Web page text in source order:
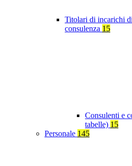
Titolari di incarichi
consulenza 15
Consulenti e
tabelle) 15
Personale 145